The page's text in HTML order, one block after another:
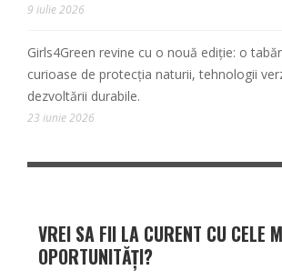
9 iulie 2026
Girls4Green revine cu o nouă ediție: o
curioase de protecția naturii, tehnologii
dezvoltării durabile.
23 iunie 2026
VREI SA FII LA CURENT CU CELE
OPORTUNITĂȚI?